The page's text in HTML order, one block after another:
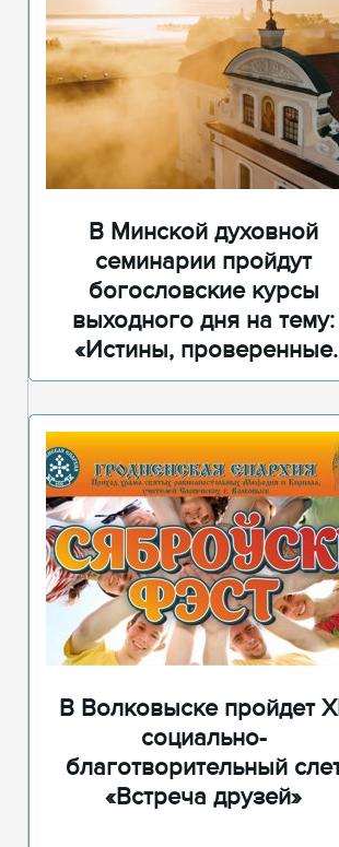
В Минской духовной
семинарии пройдут
богословские курсы
выходного дня на тему:
«Истины, проверенные
временем»
В Волковыске пройдет
социально-
благотворительный
«Встреча друзей»